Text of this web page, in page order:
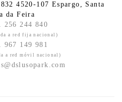
4520-107 Espargo, Santa
da Feira
256 244 840
a red fija nacional)
967 149 981
a red móvil nacional)